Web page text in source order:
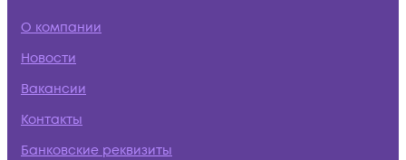
О компании
Новости
Вакансии
Контакты
Банковские реквизиты